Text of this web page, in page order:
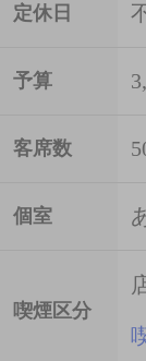
定休日
予算
客席数
個室
喫煙区分